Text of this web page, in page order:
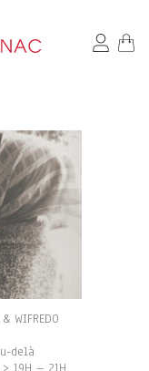
WIFREDO
delà